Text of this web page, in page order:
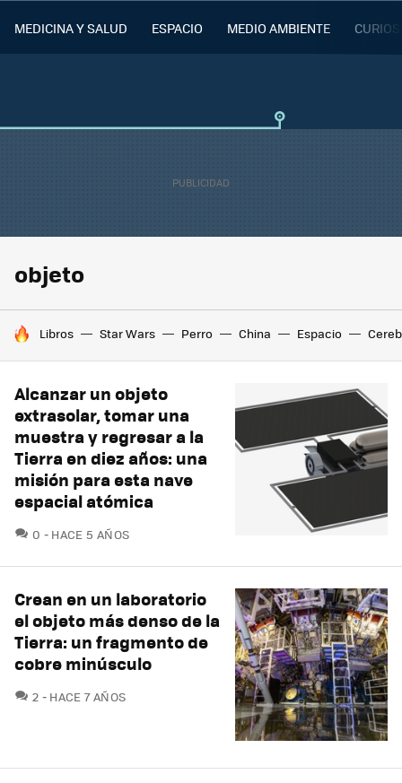
MEDICINA Y SALUD ESPACIO MEDIO AMBIENTE
objeto
HOY SE HABLA DE
Libros Star Wars Perro China Espacio
Alcanzar un objeto
extrasolar, tomar una
muestra y regresar a la
Tierra en diez años: una
misión para esta nave
espacial atómica
0 COMENTARIOS
HACE 5 AÑOS
Crean en un laboratorio
el objeto más denso de la
Tierra: un fragmento de
cobre minúsculo
2 COMENTARIOS
HACE 7 AÑOS